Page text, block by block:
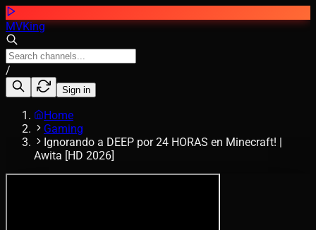
MVKing
/
Sign in
Home
Gaming
Ignorando a DEEP por 24 HORAS en Minecraft! |
Awita [HD 2026]